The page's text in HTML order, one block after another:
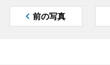
前の写真